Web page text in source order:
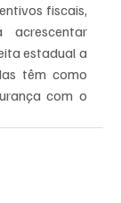
fiscais,
acrescentar
estadual a
têm como
com o